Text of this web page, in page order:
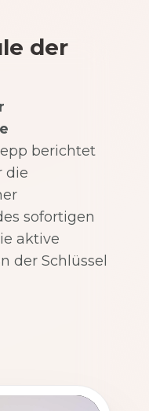
der
berichtet
die
sofortigen
aktive
der Schlüssel